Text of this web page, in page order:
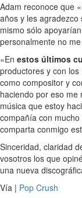
Adam reconoce que
años y les
mismo sólo
personalmente no
«En estos últimos
productores y con
como compositor y
haciendo por eso me
música que estoy
compañía con
comparta conmigo
Sinceridad, claridad
vosotros los que
una nueva
Vía | Pop Crush